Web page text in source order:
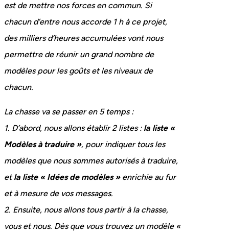
est de mettre nos forces en commun. Si
chacun d’entre nous accorde 1 h à ce projet,
des milliers d’heures accumulées vont nous
permettre de réunir un grand nombre de
modèles pour les goûts et les niveaux de
chacun.
La chasse va se passer en 5 temps :
1. D’abord, nous allons établir 2 listes : la liste «
Modèles à traduire », pour indiquer tous les
modèles que nous sommes autorisés à traduire,
etla liste « Idées de modèles »enrichie au fur
et à mesure de vos messages.
2. Ensuite, nous allons tous partir à la chasse,
vous et nous. Dès que vous trouvez un modèle «